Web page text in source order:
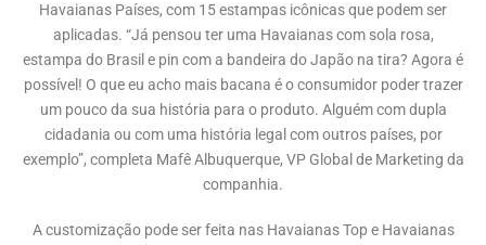
Havaianas Países, com 15 estampas icônicas que podem ser
aplicadas. “Já pensou ter uma Havaianas com sola rosa,
estampa do Brasil e pin com a bandeira do Japão na tira? Agora é
possível! O que eu acho mais bacana é o consumidor poder trazer
um pouco da sua história para o produto. Alguém com dupla
cidadania ou com uma história legal com outros países, por
exemplo”, completa Mafê Albuquerque, VP Global de Marketing da
companhia.
A customização pode ser feita nas Havaianas Top e Havaianas